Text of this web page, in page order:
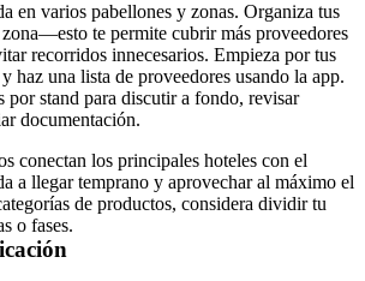
en varios pabellones y zonas. Organiza tus
te permite cubrir más proveedores
recorridos innecesarios. Empieza por tus
haz una lista de proveedores usando la app.
por stand para discutir a fondo, revisar
documentación.
conectan los principales hoteles con el
a llegar temprano y aprovechar al máximo el
de productos, considera dividir tu
o fases.